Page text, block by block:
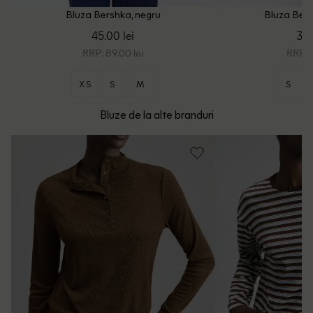
Bluza Bershka, negru
45.00 lei
RRP: 89.00 lei
XS S M
Bluza
RRP:
S
Bluze de la alte branduri